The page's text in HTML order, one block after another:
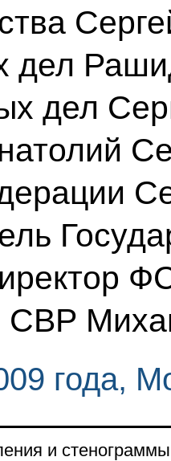
дел
дел
СВР
года,
и стенограммы